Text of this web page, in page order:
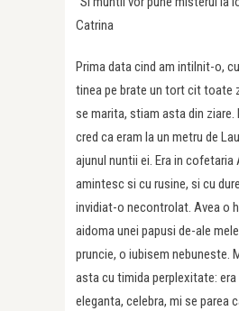
Catrina
Prima data cind am intilnit-o,
tinea pe brate un tort cit toate
se marita, stiam asta din ziare.
cred ca eram la un metru de
ajunul nuntii ei. Era in cofetaria
amintesc si cu rusine, si cu
invidiat-o necontrolat. Avea o
aidoma unei papusi de-ale
pruncie, o iubisem nebuneste.
asta cu timida perplexitate:
eleganta, celebra, mi se parea